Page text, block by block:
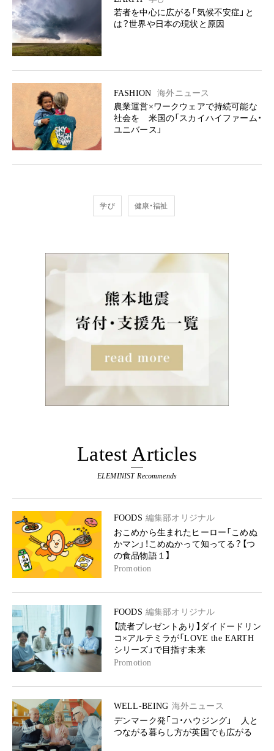
若者を中心に広がる「気候不安症」と
は？世界や日本の現状と原因
FASHION
海外ニュース
農業運営×ワークウェアで持続可能な
社会を 米国の「スカイハイファーム・
ユニバース」
学び 健康・福祉
Latest Articles
ELEMINIST Recommends
FOODS 編集部オリジナル
おこめから生まれたヒーロー「こめぬ
かマン」！こめぬかって知ってる？【つ
の食品物語１】
Promotion
FOODS 編集部オリジナル
【読者プレゼントあり】ダイドードリン
コ×アルテミラが「LOVE the EARTH
シリーズ」で目指す未来
Promotion
WELL-BEING 海外ニュース
デンマーク発「コ・ハウジング」 人と
つながる暮らし方が英国でも広がる